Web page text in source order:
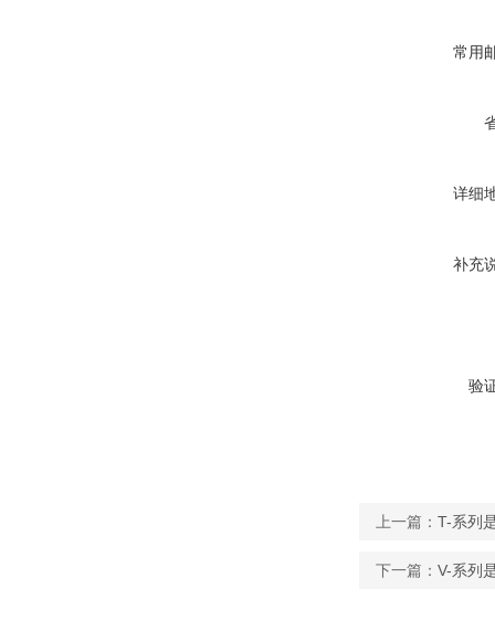
常用
详细
补充
验
上一篇： T-系列
下一篇： V-系列